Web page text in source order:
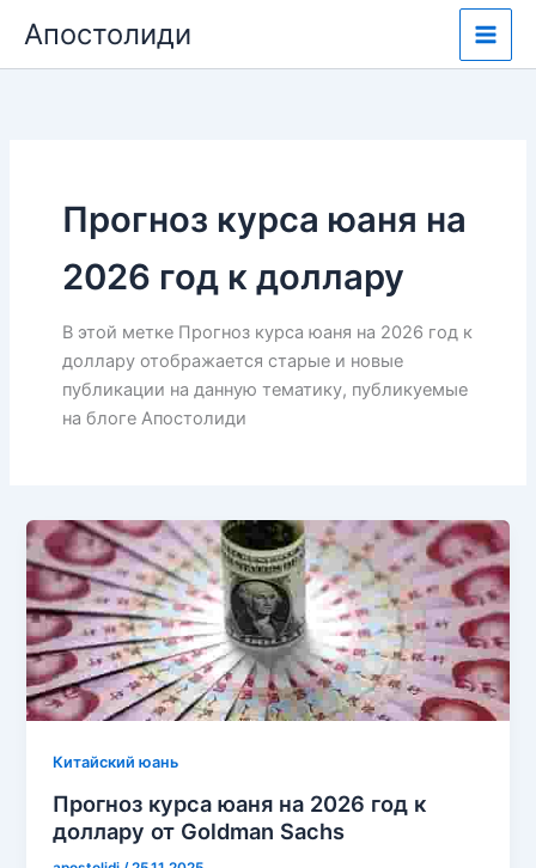
содержимому
Апостолиди
Прогноз курса юаня на
2026 год к доллару
В этой метке Прогноз курса юаня на 2026 год к
доллару отображается старые и новые
публикации на данную тематику, публикуемые
на блоге Апостолиди
Китайский юань
Прогноз курса юаня на 2026 год к
доллару от Goldman Sachs